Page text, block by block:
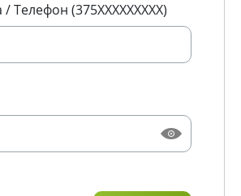
Телефон (375XXXXXXXXX)